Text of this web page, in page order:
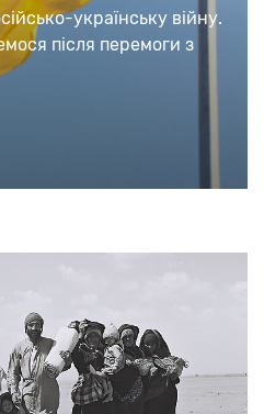
українську війну.
після перемоги з